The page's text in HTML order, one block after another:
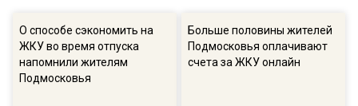
О способе сэкономить на
ЖКУ во время отпуска
напомнили жителям
Подмосковья
Больше половины жителей
Подмосковья оплачивают
счета за ЖКУ онлайн